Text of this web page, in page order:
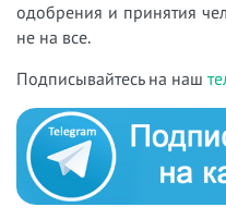
одобрения и принятия
не на все.
Подписывайтесь на наш